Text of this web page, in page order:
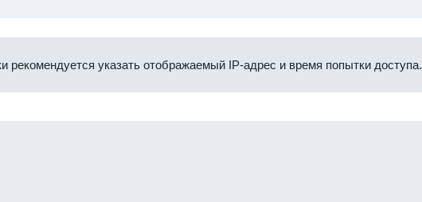
указать отображаемый IP-адрес и время попытки доступа.